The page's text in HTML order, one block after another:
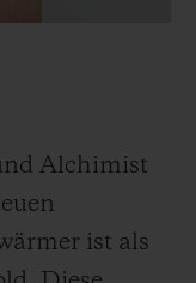
Alchimist
ist als